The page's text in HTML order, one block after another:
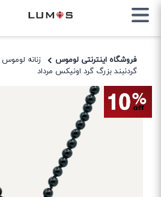
فروشگاه اینترنتی لوموس زنانه لوموس
گردنبند بزرگ گرد اونیکس مرداد